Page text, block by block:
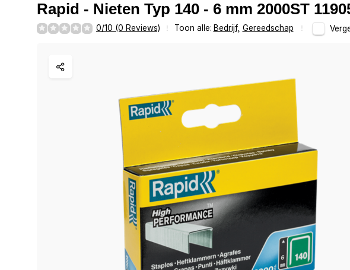
Rapid - Nieten Typ 140 - 6 mm 2000ST
0/10 (0 Reviews) Toon alle: Bedrijf, Gereedschap